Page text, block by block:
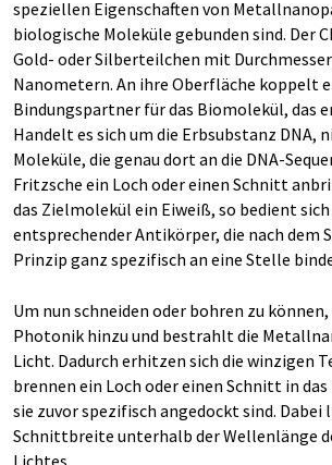
speziellen Eigenschaften von
biologische Moleküle gebunden sind. Der
Gold- oder Silberteilchen mit
Nanometern. An ihre Oberfläche koppelt
Bindungspartner für das Biomolekül, das
Handelt es sich um die Erbsubstanz DNA,
Moleküle, die genau dort an die DNA-
Fritzsche ein Loch oder einen Schnitt
das Zielmolekül ein Eiweiß, so bedient
entsprechender Antikörper, die nach dem
Prinzip ganz spezifisch an eine Stelle
Um nun schneiden oder bohren zu
Photonik hinzu und bestrahlt die
Licht. Dadurch erhitzen sich die winzigen
brennen ein Loch oder einen Schnitt in
sie zuvor spezifisch angedockt sind. Dabei
Schnittbreite unterhalb der Wellenlänge
Lichtes.